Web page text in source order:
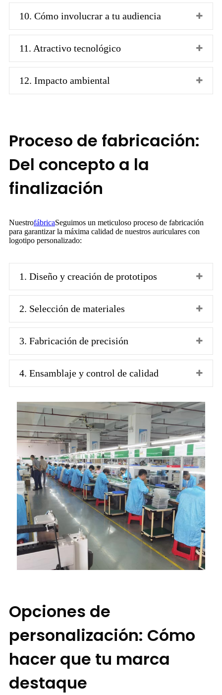
10. Cómo involucrar a tu audiencia
11. Atractivo tecnológico
12. Impacto ambiental
Proceso de fabricación:
Del concepto a la
finalización
NuestrofábricaSeguimos un meticuloso proceso de fabricación
para garantizar la máxima calidad de nuestros auriculares con
logotipo personalizado:
1. Diseño y creación de prototipos
2. Selección de materiales
3. Fabricación de precisión
4. Ensamblaje y control de calidad
Opciones de
personalización: Cómo
hacer que tu marca
destaque